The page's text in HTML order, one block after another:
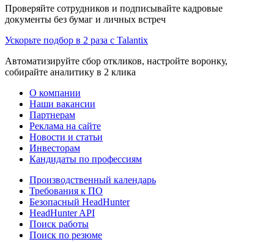
Проверяйте сотрудников и подписывайте кадровые
документы без бумаг и личных встреч
Ускорьте подбор в 2 раза с Talantix
Автоматизируйте сбор откликов, настройте воронку,
собирайте аналитику в 2 клика
О компании
Наши вакансии
Партнерам
Реклама на сайте
Новости и статьи
Инвесторам
Кандидаты по профессиям
Производственный календарь
Требования к ПО
Безопасный HeadHunter
HeadHunter API
Поиск работы
Поиск по резюме